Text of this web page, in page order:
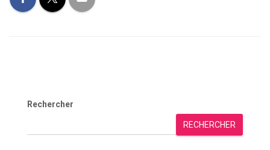
Rechercher
RECHERCHER